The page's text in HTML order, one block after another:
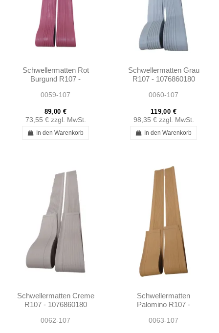
Schwellermatten Rot
Burgund R107 -
0059-107
89,00 €
73,55 € zzgl. MwSt.
In den Warenkorb
Schwellermatten Grau
R107 - 1076860180
0060-107
119,00 €
98,35 € zzgl. MwSt.
In den Warenkorb
Schwellermatten Creme
R107 - 1076860180
0062-107
Schwellermatten
Palomino R107 -
0063-107